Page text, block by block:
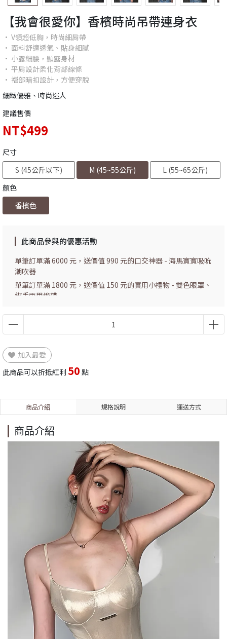
【我會很愛你】香檳時尚吊帶連身衣
• V領超低胸，時尚細肩帶
• 面料舒適透氣、貼身細膩
• 小露細腰，顯露身材
• 平肩設計柔化背部線條
• 襠部暗扣設計，方便穿脫
細緻優雅、時尚迷人
建議售價
NT$499
尺寸
S (45公斤以下)
M (45~55公斤)
L (55~65公斤)
顏色
香檳色
此商品參與的優惠活動
單筆訂單滿 6000 元，送價值 990 元的口交神器 - 海馬寶寶吸吮
潮吹器
單筆訂單滿 1800 元，送價值 150 元的實用小禮物 - 雙色眼罩、
綁手兩用緞帶
加入最愛
此商品可以折抵紅利 50 點
商品介紹 規格說明 運送方式
商品介紹